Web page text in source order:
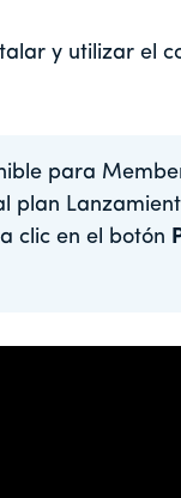
y utilizar el
para
plan
clic en el botón